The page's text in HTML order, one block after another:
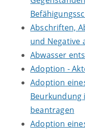
Abschriften,
und Negative
Abwasser
Adoption -
Adoption
beantragen
Adoption